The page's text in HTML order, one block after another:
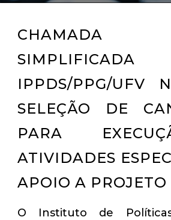
CHAMADA
SIMPLIFICADA
IPPDS/PPG/UFV
SELEÇÃO DE
PARA
ATIVIDADES
APOIO A PROJETO
O Instituto de